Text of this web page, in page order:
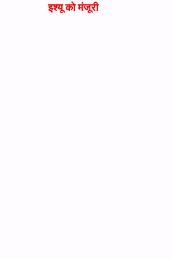
इश्यू को मंजूरी